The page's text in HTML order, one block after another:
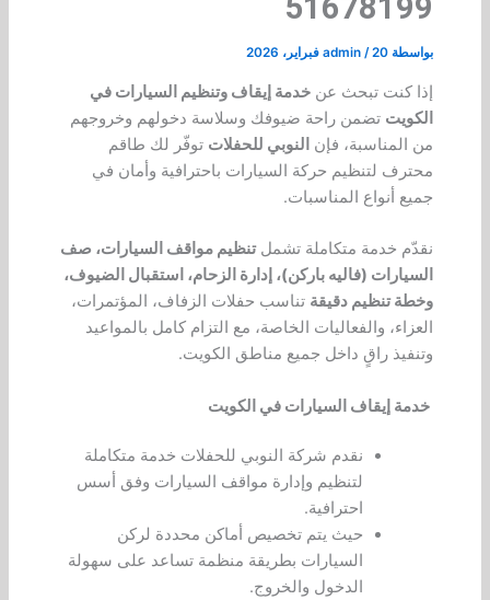
51678199
بواسطة admin /20 فبراير، 2026
إذا كنت تبحث عنخدمة إيقاف وتنظيم السيارات في
الكويت تضمن راحة ضيوفك وسلاسة دخولهم وخروجهم
من المناسبة، فإن النوبي للحفلات توفّر لك طاقم
محترف لتنظيم حركة السيارات باحترافية وأمان في
جميع أنواع المناسبات.
نقدّم خدمة متكاملة تشملتنظيم مواقف السيارات، صف
السيارات (فاليه باركن)، إدارة الزحام، استقبال الضيوف،
وخطة تنظيم دقيقة تناسب حفلات الزفاف، المؤتمرات،
العزاء، والفعاليات الخاصة، مع التزام كامل بالمواعيد
وتنفيذ راقٍ داخل جميع مناطق الكويت.
خدمة إيقاف السيارات في الكويت
نقدم شركة النوبي للحفلات خدمة متكاملة
لتنظيم وإدارة مواقف السيارات وفق أسس
احترافية.
حيث يتم تخصيص أماكن محددة لركن
السيارات بطريقة منظمة تساعد على سهولة
الدخول والخروج.